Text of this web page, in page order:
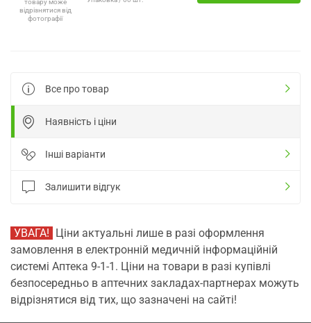
товару може
відрізнятися від
фотографії
Все про товар
Наявність і ціни
Інші варіанти
Залишити відгук
УВАГА! Ціни актуальні лише в разі оформлення
замовлення в електронній медичній інформаційній
системі Аптека 9-1-1. Ціни на товари в разі купівлі
безпосередньо в аптечних закладах-партнерах можуть
відрізнятися від тих, що зазначені на сайті!